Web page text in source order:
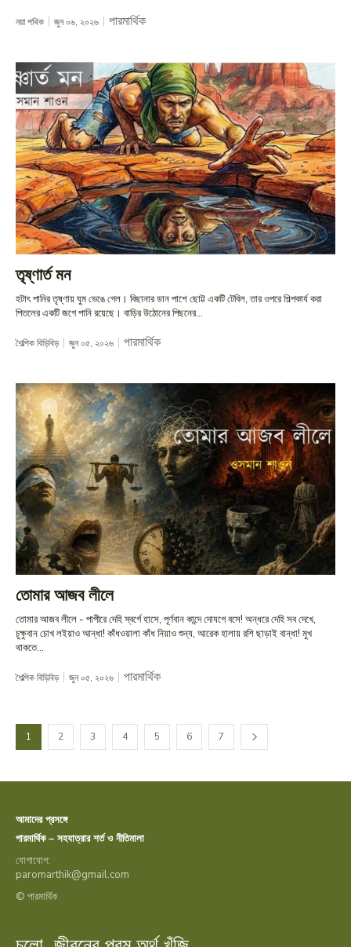
নয়া পথিক জুন ০৬, ২০২৬ পারমার্থিক
তৃষ্ণার্ত মন
হটাৎ পানির তৃষ্ণায় ঘুম ভেঙে গেল। বিছানার ডান পাশে ছোট্ট একটি টেবিল, তার ওপরে শিল্পকার্য করা
পিতলের একটি জগে পানি রয়েছে। বাড়ির উঠোনের পিছনের...
শৈল্পিক বিড়িবিড় জুন ০৫, ২০২৬ পারমার্থিক
তোমার আজব লীলে
তোমার আজব লীলে - পাপীরে দেহি স্বর্গে হাসে, পূর্ণবান কান্দে দোযগে বসে! অন্ধরে দেহি সব দেখে,
চুক্ষুবান চোখ লইয়াও আন্ধা! কাঁধওয়ালা কাঁধ নিয়াও শুন্য, আরেক হালায় রশি ছাড়াই বান্ধা! মুখ
থাকতে...
শৈল্পিক বিড়িবিড় জুন ০৫, ২০২৬ পারমার্থিক
1 2 3 4 5 6 7
আমাদের প্রসঙ্গে
পারমার্থিক – সহযাত্রার শর্ত ও নীতিমালা
যোগাযোগ:
paromarthik@gmail.com
© পারমার্থিক